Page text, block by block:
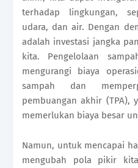
terhadap lingkungan,
udara, dan air. Dengan
adalah investasi jangka
kita. Pengelolaan
mengurangi biaya
sampah dan
pembuangan akhir (TPA),
memerlukan biaya besar
Namun, untuk mencapai
mengubah pola pikir